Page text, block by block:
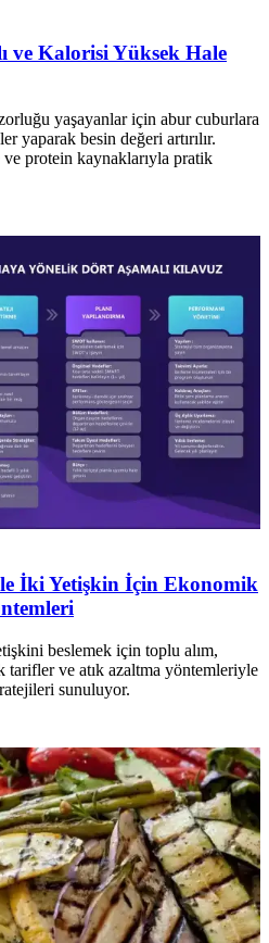
ve Kalorisi Yüksek Hale
yaşayanlar için abur cuburlara
yaparak besin değeri artırılır.
protein kaynaklarıyla pratik
İki Yetişkin İçin Ekonomik
beslemek için toplu alım,
tarifler ve atık azaltma yöntemleriyle
sunuluyor.